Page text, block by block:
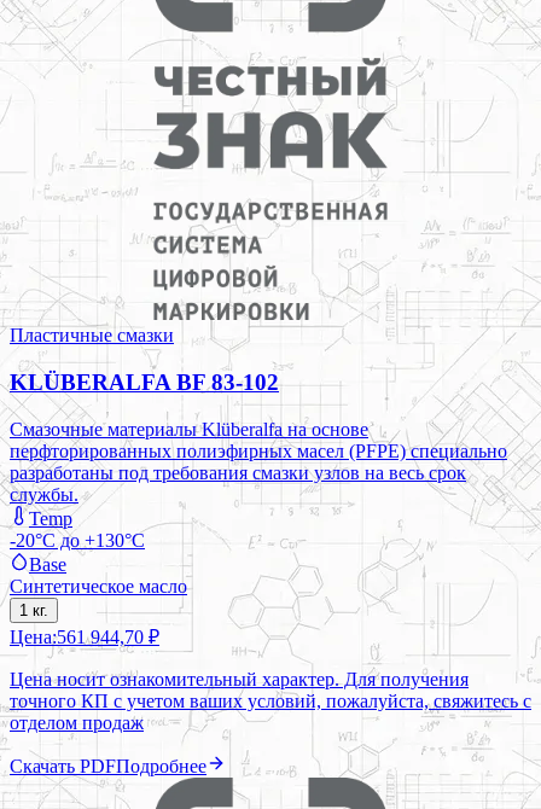
Пластичные смазки
KLÜBERALFA BF 83-102
Смазочные материалы Klüberalfa на основе
перфторированных полиэфирных масел (PFPE) специально
разработаны под требования смазки узлов на весь срок
службы.
Temp
-20°C до +130°C
Base
Синтетическое масло
1 кг.
Цена:561 944,70 ₽
Цена носит ознакомительный характер. Для получения
точного КП с учетом ваших условий, пожалуйста, свяжитесь с
отделом продаж
Скачать PDFПодробнее